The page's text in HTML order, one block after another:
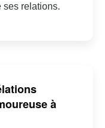
ses relations.
à